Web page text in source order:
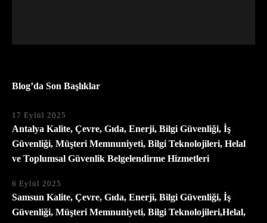
Blog’da Son Başlıklar
17 Eylül 2025
Antalya Kalite, Çevre, Gıda, Enerji, Bilgi Güvenliği, İş
Güvenliği, Müşteri Memnuniyeti, Bilgi Teknolojileri, Helal
ve Toplumsal Güvenlik Belgelendirme Hizmetleri
6 Eylül 2025
Samsun Kalite, Çevre, Gıda, Enerji, Bilgi Güvenliği, İş
Güvenliği, Müşteri Memnuniyeti, Bilgi Teknolojileri,Helal,